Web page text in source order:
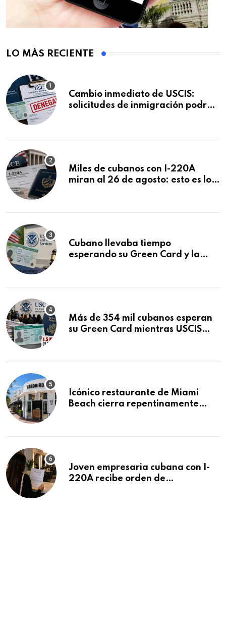
LO MÁS RECIENTE
Cambio inmediato de USCIS:
solicitudes de inmigración podrán
Miles de cubanos con I-220A
miran al 26 de agosto: esto es lo
Cubano llevaba tiempo
esperando su Green Card y la
Más de 354 mil cubanos esperan
su Green Card mientras USCIS
Icónico restaurante de Miami
Beach cierra repentinamente
Joven empresaria cubana con I-
220A recibe orden de